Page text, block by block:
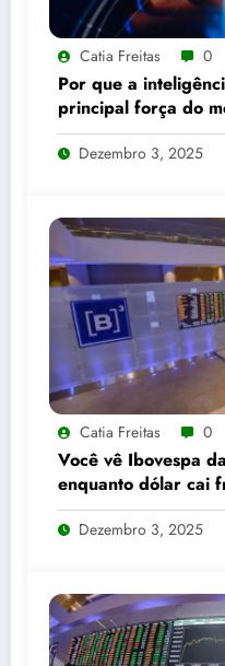
Catia Freitas 0
Por que a
principal força do
significa para seus
Dezembro 3, 2025
Catia Freitas 0
Você vê Ibovespa
enquanto dólar cai
Dezembro 3, 2025